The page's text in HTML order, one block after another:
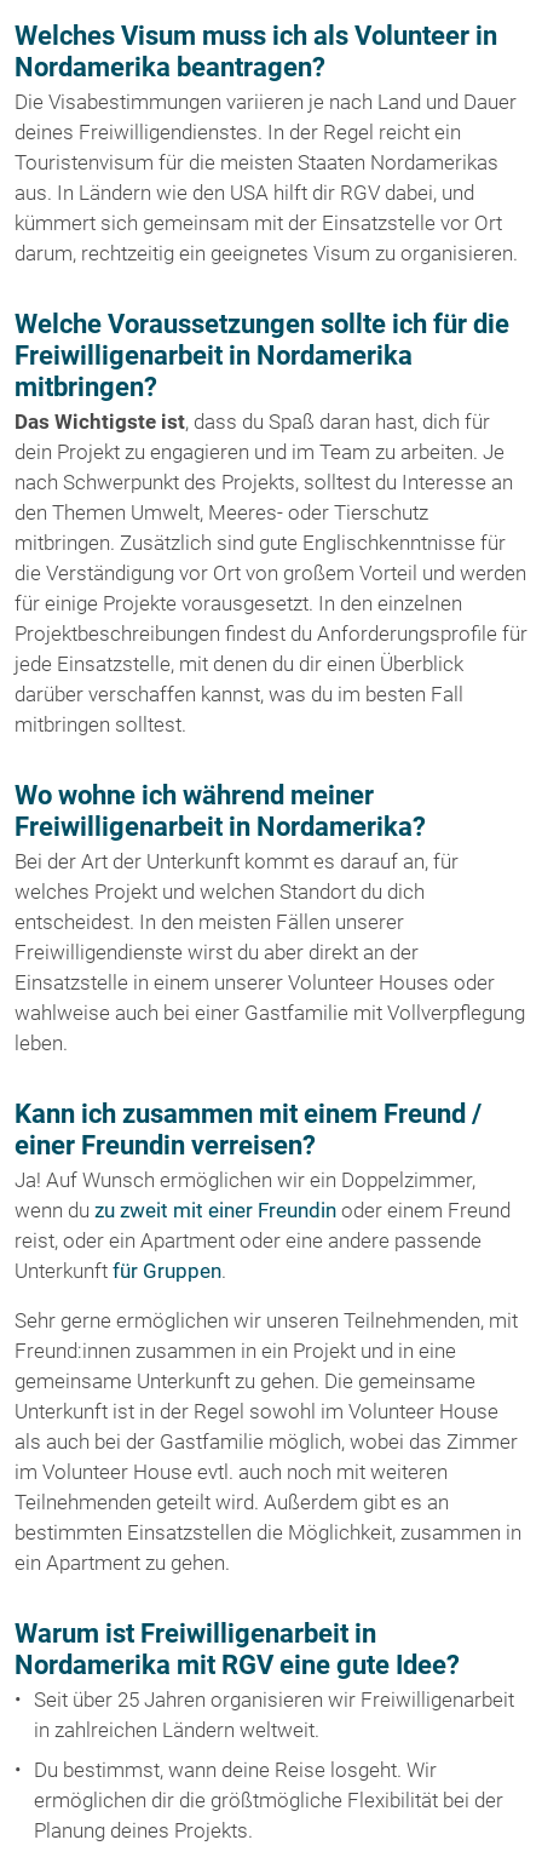
Welches Visum muss ich als Volunteer in
Nordamerika beantragen?
Die Visabestimmungen variieren je nach Land und Dauer
deines Freiwilligendienstes. In der Regel reicht ein
Touristenvisum für die meisten Staaten Nordamerikas
aus. In Ländern wie den USA hilft dir RGV dabei, und
kümmert sich gemeinsam mit der Einsatzstelle vor Ort
darum, rechtzeitig ein geeignetes Visum zu organisieren.
Welche Voraussetzungen sollte ich für die
Freiwilligenarbeit in Nordamerika
mitbringen?
Das Wichtigste ist, dass du Spaß daran hast, dich für
dein Projekt zu engagieren und im Team zu arbeiten. Je
nach Schwerpunkt des Projekts, solltest du Interesse an
den Themen Umwelt, Meeres- oder Tierschutz
mitbringen. Zusätzlich sind gute Englischkenntnisse für
die Verständigung vor Ort von großem Vorteil und werden
für einige Projekte vorausgesetzt. In den einzelnen
Projektbeschreibungen findest du Anforderungsprofile für
jede Einsatzstelle, mit denen du dir einen Überblick
darüber verschaffen kannst, was du im besten Fall
mitbringen solltest.
Wo wohne ich während meiner
Freiwilligenarbeit in Nordamerika?
Bei der Art der Unterkunft kommt es darauf an, für
welches Projekt und welchen Standort du dich
entscheidest. In den meisten Fällen unserer
Freiwilligendienste wirst du aber direkt an der
Einsatzstelle in einem unserer Volunteer Houses oder
wahlweise auch bei einer Gastfamilie mit Vollverpflegung
leben.
Kann ich zusammen mit einem Freund /
einer Freundin verreisen?
Ja! Auf Wunsch ermöglichen wir ein Doppelzimmer,
wenn du zu zweit mit einer Freundin oder einem Freund
reist, oder ein Apartment oder eine andere passende
Unterkunft für Gruppen.
Sehr gerne ermöglichen wir unseren Teilnehmenden, mit
Freund:innen zusammen in ein Projekt und in eine
gemeinsame Unterkunft zu gehen. Die gemeinsame
Unterkunft ist in der Regel sowohl im Volunteer House
als auch bei der Gastfamilie möglich, wobei das Zimmer
im Volunteer House evtl. auch noch mit weiteren
Teilnehmenden geteilt wird. Außerdem gibt es an
bestimmten Einsatzstellen die Möglichkeit, zusammen in
ein Apartment zu gehen.
Warum ist Freiwilligenarbeit in
Nordamerika mit RGV eine gute Idee?
Seit über 25 Jahren organisieren wir Freiwilligenarbeit
in zahlreichen Ländern weltweit.
Du bestimmst, wann deine Reise losgeht. Wir
ermöglichen dir die größtmögliche Flexibilität bei der
Planung deines Projekts.